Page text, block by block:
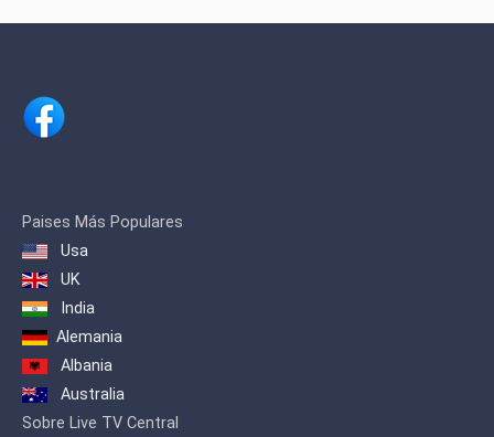
Paises Más Populares
Usa
UK
India
Alemania
Albania
Australia
Sobre Live TV Central